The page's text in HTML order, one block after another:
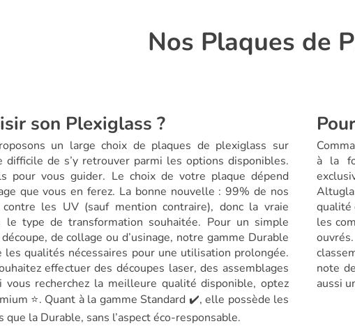
Nos Plaques de
son Plexiglass ?
un large choix de plaques de plexiglass sur
de s’y retrouver parmi les options disponibles.
pour vous guider. Le choix de votre plaque dépend
que vous en ferez. La bonne nouvelle : 99% de nos
les UV (sauf mention contraire), donc la vraie
le type de transformation souhaitée. Pour un simple
de collage ou d’usinage, notre gamme Durable
qualités nécessaires pour une utilisation prolongée.
effectuer des découpes laser, des assemblages
vous recherchez la meilleure qualité disponible, optez
⭐. Quant à la gamme Standard ✔️, elle possède les
la Durable, sans l’aspect éco-responsable.
à la
qualité
les
note
aussi